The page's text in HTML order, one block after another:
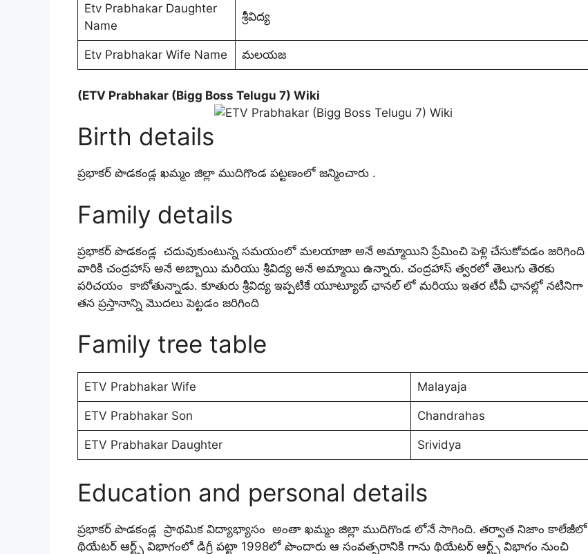
Etv Prabhakar Daughter
Name
శ్రీవిద్య
Etv Prabhakar Wife Name మలయజ
(ETV Prabhakar (Bigg Boss Telugu 7) Wiki
Birth details
ప్రభాకర్ పొడకండ్ల ఖమ్మం జిల్లా ముదిగొండ పట్టణంలో జన్మించారు .
Family details
ప్రభాకర్ పొడకండ్ల చదువుకుంటున్న సమయంలో మలయాజా అనే అమ్మాయిని ప్రేమించి పెళ్లి చేసుకోవడం జరిగింది
వారికి చంద్రహాస్ అనే అబ్బాయి మరియు శ్రీవిద్య అనే అమ్మాయి ఉన్నారు. చంద్రహాస్ త్వరలో తెలుగు తెరకు
పరిచయం కాబోతున్నాడు. కూతురు శ్రీవిద్య ఇప్పటికే యూట్యూబ్ ఛానల్ లో మరియు ఇతర టీవీ ఛానల్లో నటినిగా
తన ప్రస్తానాన్ని మొదలు పెట్టడం జరిగింది
Family tree table
ETV Prabhakar Wife Malayaja
ETV Prabhakar Son Chandrahas
ETV Prabhakar Daughter Srividya
Education and personal details
ప్రభాకర్ పొడకండ్ల ప్రాథమిక విద్యాభ్యాసం అంతా ఖమ్మం జిల్లా ముదిగొండ లోనే సాగింది. తర్వాత నిజాం కాలేజీలో
థియేటర్ ఆర్ట్స్ విభాగంలో డిగ్రీ పట్టా 1998లో పొందారు ఆ సంవత్సరానికి గాను థియేటర్ ఆర్ట్స్ విభాగం నుంచి